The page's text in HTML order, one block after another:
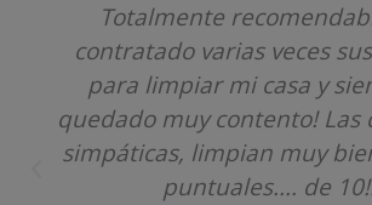
Totalmente
contratado varias veces
para limpiar mi casa y
quedado muy contento! Las
simpáticas, limpian muy
puntuales.... de